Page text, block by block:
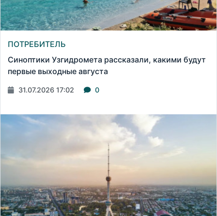
ПОТРЕБИТЕЛЬ
Синоптики Узгидромета рассказали, какими будут
первые выходные августа
31.07.2026 17:02 0